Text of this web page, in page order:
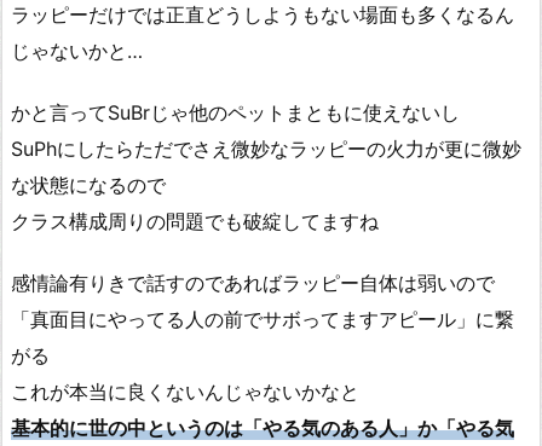
ラッピーだけでは正直どうしようもない場面も多くなるん
じゃないかと…
かと言ってSuBrじゃ他のペットまともに使えないし
SuPhにしたらただでさえ微妙なラッピーの火力が更に微妙
な状態になるので
クラス構成周りの問題でも破綻してますね
感情論有りきで話すのであればラッピー自体は弱いので
「真面目にやってる人の前でサボってますアピール」に繋
がる
これが本当に良くないんじゃないかなと
基本的に世の中というのは「やる気のある人」か「やる気